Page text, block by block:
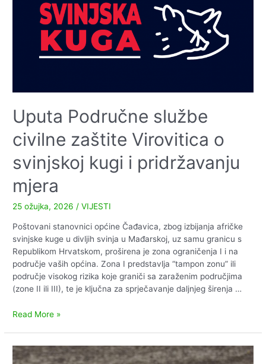
Uputa Područne službe
civilne zaštite Virovitica o
svinjskoj kugi i pridržavanju
mjera
25 ožujka, 2026 /VIJESTI
Poštovani stanovnici općine Čađavica, zbog izbijanja afričke
svinjske kuge u divljih svinja u Mađarskoj, uz samu granicu s
Republikom Hrvatskom, proširena je zona ograničenja I i na
područje vaših općina. Zona I predstavlja “tampon zonu” ili
područje visokog rizika koje graniči sa zaraženim područjima
(zone II ili III), te je ključna za sprječavanje daljnjeg širenja …
Uputa
civilne
Read More »